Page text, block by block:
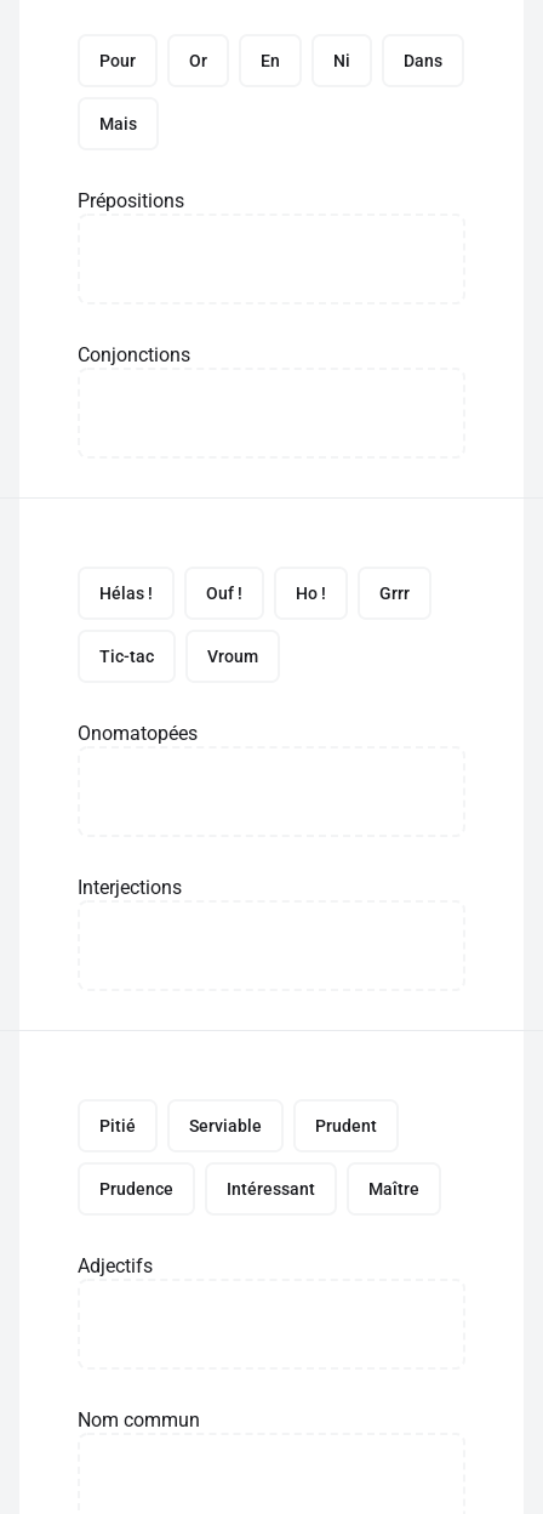
Pour Or En Ni Dans
Mais
Prépositions
Conjonctions
Hélas ! Ouf ! Ho ! Grrr
Tic-tac Vroum
Onomatopées
Interjections
Pitié Serviable Prudent
Prudence Intéressant Maître
Adjectifs
Nom commun